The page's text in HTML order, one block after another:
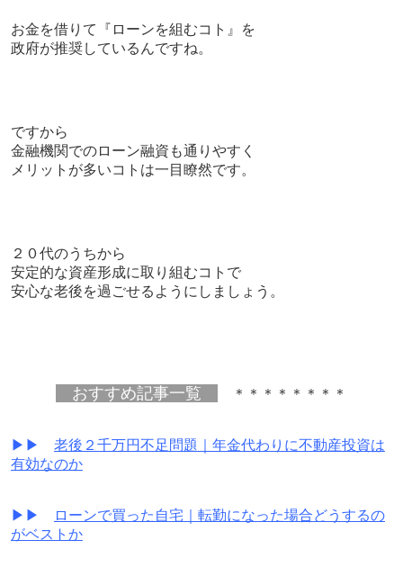
お金を借りて『 ローンを組むコト』を
政府が推奨しているんですね。
ですから
金融機関でのローン融資も通りやすく
メリットが多いコトは一目瞭然です。
２０代のうちから
安定的な資産形成に取り組むコトで
安心な老後を過ごせるようにしましょう。
おすすめ記事一覧 ＊＊＊＊＊＊＊＊
▶▶ 老後２千万円不足問題｜年金代わりに不動産投資は
有効なのか
▶▶
ローンで買った自宅｜転勤になった場合どうするの
がベストか